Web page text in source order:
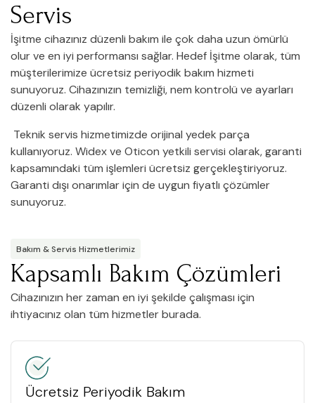
Servis
İşitme cihazınız düzenli bakım ile çok daha uzun ömürlü
olur ve en iyi performansı sağlar. Hedef İşitme olarak, tüm
müşterilerimize ücretsiz periyodik bakım hizmeti
sunuyoruz. Cihazınızın temizliği, nem kontrolü ve ayarları
düzenli olarak yapılır.
Teknik servis hizmetimizde orijinal yedek parça
kullanıyoruz. Widex ve Oticon yetkili servisi olarak, garanti
kapsamındaki tüm işlemleri ücretsiz gerçekleştiriyoruz.
Garanti dışı onarımlar için de uygun fiyatlı çözümler
sunuyoruz.
Bakım & Servis Hizmetlerimiz
Kapsamlı Bakım Çözümleri
Cihazınızın her zaman en iyi şekilde çalışması için
ihtiyacınız olan tüm hizmetler burada.
Ücretsiz Periyodik Bakım